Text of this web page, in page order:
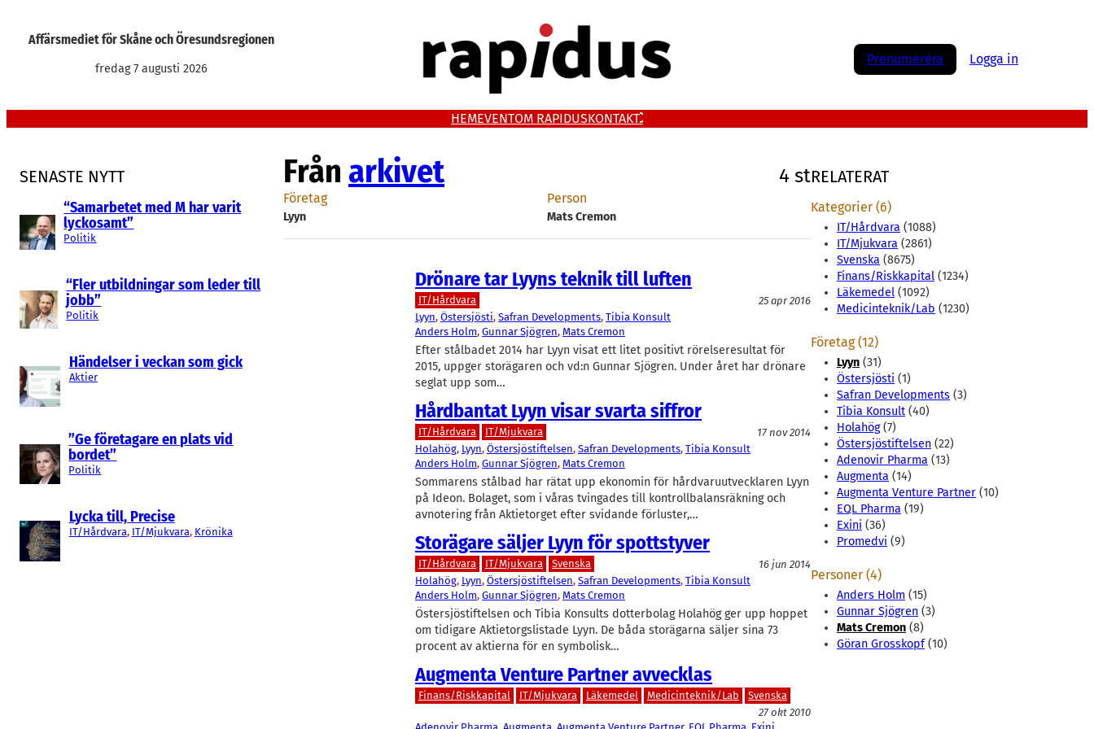
Affärsmediet för Skåne och Öresundsregionen
fredag 7 augusti 2026
Prenumerera Logga in
HEMEVENTOM RAPIDUSKONTAKT
SENASTE NYTT
“Samarbetet med M har varit
lyckosamt”
Politik
“Fler utbildningar som leder till
jobb”
Politik
Händelser i veckan som gick
Aktier
”Ge företagare en plats vid
bordet”
Politik
Lycka till, Precise
IT/Hårdvara, IT/Mjukvara, Krönika
Från arkivet 4 st
Företag
Lyyn
Person
Mats Cremon
Drönare tar Lyyns teknik till luften
IT/Hårdvara
25 apr 2016
Lyyn, Östersjösti, Safran Developments, Tibia Konsult
Anders Holm, Gunnar Sjögren, Mats Cremon
Efter stålbadet 2014 har Lyyn visat ett litet positivt rörelseresultat för
2015, uppger storägaren och vd:n Gunnar Sjögren. Under året har drönare
seglat upp som…
Hårdbantat Lyyn visar svarta siffror
IT/Hårdvara IT/Mjukvara
17 nov 2014
Holahög, Lyyn, Östersjöstiftelsen, Safran Developments, Tibia Konsult
Anders Holm, Gunnar Sjögren, Mats Cremon
Sommarens stålbad har rätat upp ekonomin för hårdvaruutvecklaren Lyyn
på Ideon. Bolaget, som i våras tvingades till kontrollbalansräkning och
avnotering från Aktietorget efter svidande förluster,…
Storägare säljer Lyyn för spottstyver
IT/Hårdvara IT/Mjukvara Svenska
16 jun 2014
Holahög, Lyyn, Östersjöstiftelsen, Safran Developments, Tibia Konsult
Anders Holm, Gunnar Sjögren, Mats Cremon
Östersjöstiftelsen och Tibia Konsults dotterbolag Holahög ger upp hoppet
om tidigare Aktietorgslistade Lyyn. De båda storägarna säljer sina 73
procent av aktierna för en symbolisk…
Augmenta Venture Partner avvecklas
Finans/Riskkapital IT/Mjukvara Läkemedel Medicinteknik/Lab
Svenska
27 okt 2010
RELATERAT
Kategorier (6)
IT/Hårdvara (1088)
IT/Mjukvara (2861)
Svenska (8675)
Finans/Riskkapital (1234)
Läkemedel (1092)
Medicinteknik/Lab (1230)
Företag (12)
Lyyn (31)
Östersjösti (1)
Safran Developments (3)
Tibia Konsult (40)
Holahög(7)
Östersjöstiftelsen (22)
Adenovir Pharma (13)
Augmenta (14)
Augmenta Venture Partner (10)
EQL Pharma (19)
Exini (36)
Promedvi (9)
Personer (4)
Anders Holm (15)
Gunnar Sjögren (3)
Mats Cremon (8)
Göran Grosskopf(10)